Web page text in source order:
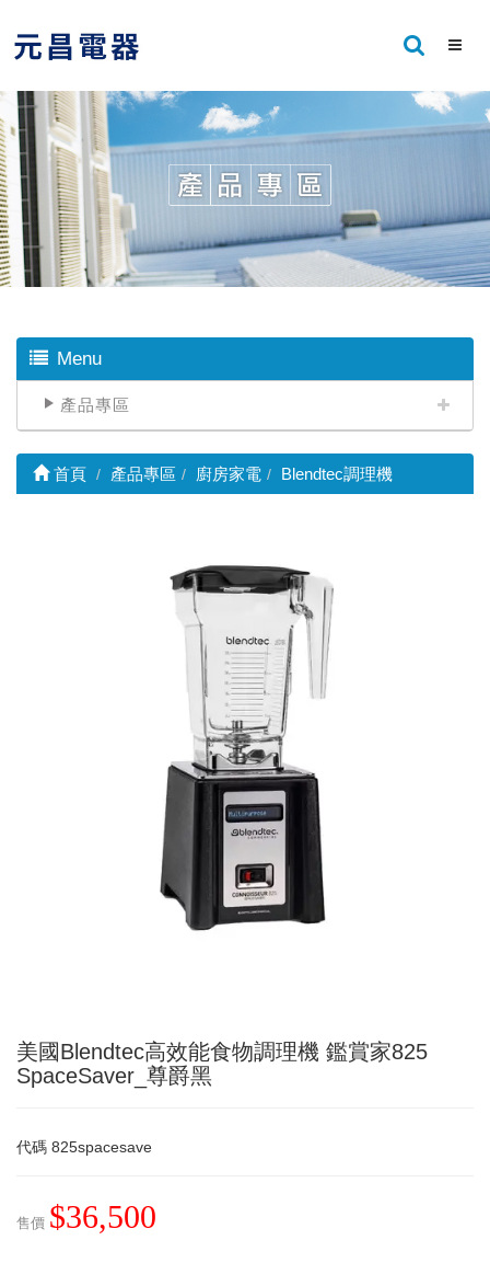
Menu
產品專區
首頁 產品專區 廚房家電 Blendtec調理機
美國Blendtec高效能食物調理機 鑑賞家825
SpaceSaver_尊爵黑
代碼 825spacesave
售價 $36,500